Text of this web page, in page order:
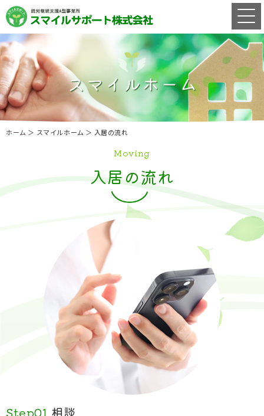
ホーム ＞ スマイルホーム ＞ 入居の流れ
Moving
入居の流れ
Step01 相談